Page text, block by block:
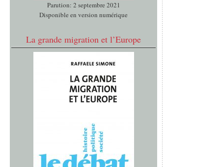
Parution: 2 septembre 2021
Disponible en version numérique
La grande migration et l’Europe